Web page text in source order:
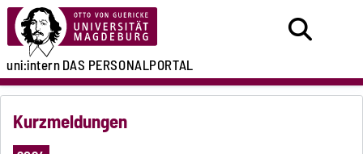
uni:internDAS PERSONALPORTAL
Kurzmeldungen